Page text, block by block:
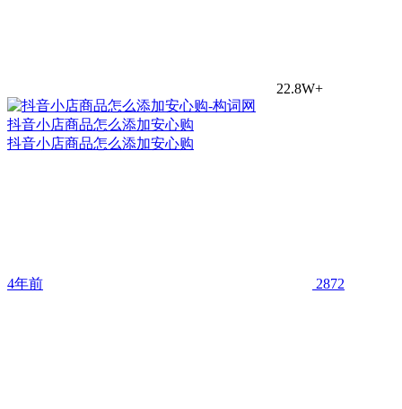
22.8W+
抖音小店商品怎么添加安心购
抖音小店商品怎么添加安心购
4年前 2872